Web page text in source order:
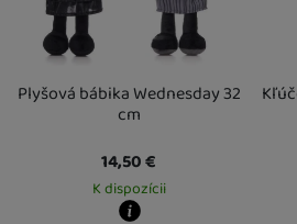
Plyšová bábika Wednesday 32
cm
14,50€
K dispozícii